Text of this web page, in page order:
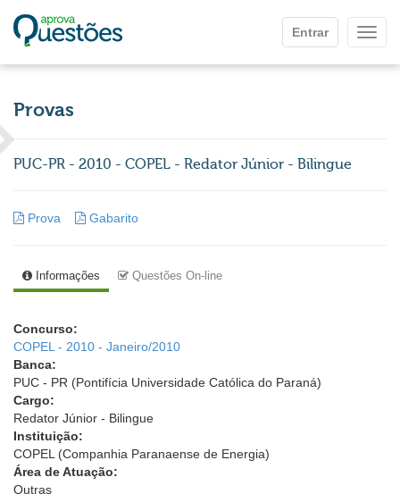
Entrar
Provas
PUC-PR - 2010 - COPEL - Redator Júnior - Bilingue
Prova Gabarito
Informações Questões On-line
Concurso:
COPEL - 2010 - Janeiro/2010
Banca:
PUC - PR (Pontifícia Universidade Católica do Paraná)
Cargo:
Redator Júnior - Bilingue
Instituição:
COPEL (Companhia Paranaense de Energia)
Área de Atuação:
Outras